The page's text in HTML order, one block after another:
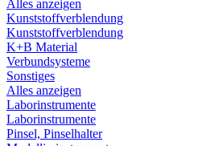
Alles anzeigen
Kunststoffverblendung
Kunststoffverblendung
K+B Material
Verbundsysteme
Sonstiges
Alles anzeigen
Laborinstrumente
Laborinstrumente
Pinsel, Pinselhalter